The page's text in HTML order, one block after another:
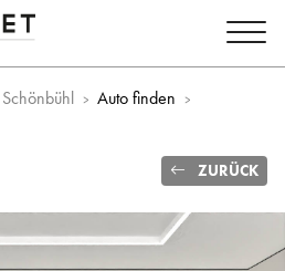
Auto finden
ZURÜCK